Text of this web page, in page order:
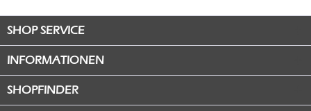
SHOP SERVICE
INFORMATIONEN
SHOPFINDER